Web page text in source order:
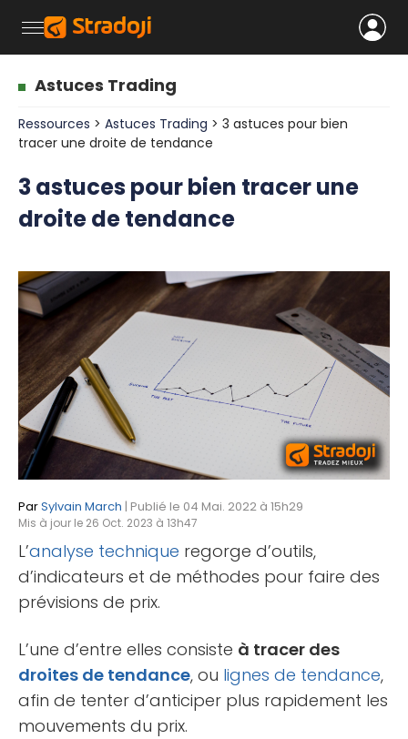
Astuces Trading
Ressources > Astuces Trading > 3 astuces pour bien
tracer une droite de tendance
3 astuces pour bien tracer une
droite de tendance
ParSylvain March | Publié le 04 Mai. 2022 à 15h29
Mis à jour le 26 Oct. 2023 à 13h47
L’analyse technique regorge d’outils,
d’indicateurs et de méthodes pour faire des
prévisions de prix.
L’une d’entre elles consiste à tracer des
droites de tendance, ou lignes de tendance,
afin de tenter d’anticiper plus rapidement les
mouvements du prix.